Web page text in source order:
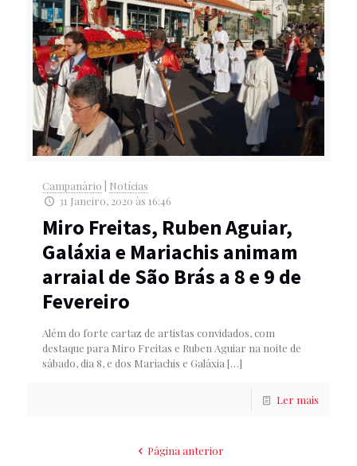
Campanário
Notícias
31 Janeiro, 2020 às 16:46
Miro Freitas, Ruben Aguiar,
Galáxia e Mariachis animam
arraial de São Brás a 8 e 9 de
Fevereiro
Além do forte cartaz de artistas convidados, com
destaque para Miro Freitas e Ruben Aguiar na noite de
sábado, dia 8, e dos Mariachis e Galáxia […]
Ler mais
Página anterior